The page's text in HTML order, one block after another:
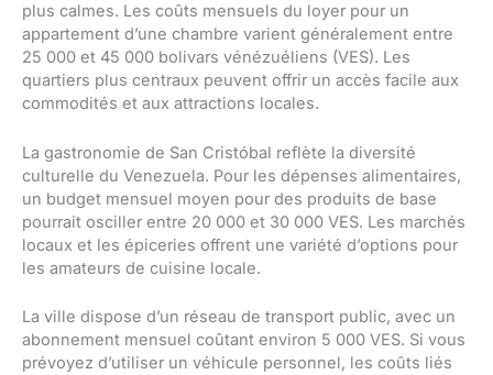
plus calmes. Les coûts mensuels du loyer pour un
appartement d’une chambre varient généralement entre
25 000 et 45 000 bolivars vénézuéliens (VES). Les
quartiers plus centraux peuvent offrir un accès facile aux
commodités et aux attractions locales.
La gastronomie de San Cristóbal reflète la diversité
culturelle du Venezuela. Pour les dépenses alimentaires,
un budget mensuel moyen pour des produits de base
pourrait osciller entre 20 000 et 30 000 VES. Les marchés
locaux et les épiceries offrent une variété d’options pour
les amateurs de cuisine locale.
La ville dispose d’un réseau de transport public, avec un
abonnement mensuel coûtant environ 5 000 VES. Si vous
prévoyez d’utiliser un véhicule personnel, les coûts liés